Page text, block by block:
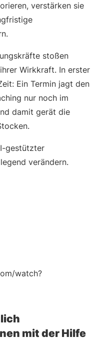
verstärken sie
stoßen
Wirkkraft. In erster
Ein Termin jagt den
nur noch im
damit gerät die
gestützter
verändern.
watch?
mit der Hilfe